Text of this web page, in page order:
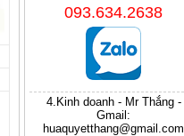
093.634.2638
4.Kinh doanh - Mr Thắng -
Gmail:
huaquyetthang@gmail.com